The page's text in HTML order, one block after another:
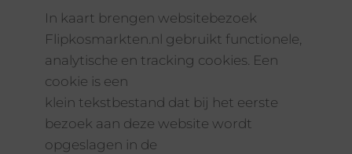
In kaart brengen websitebezoek
Flipkosmarkten.nl gebruikt functionele,
analytische en tracking cookies. Een
cookie is een
klein tekstbestand dat bij het eerste
bezoek aan deze website wordt
opgeslagen in de